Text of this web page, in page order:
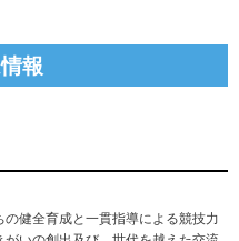
報
健全育成と一貫指導による競技力